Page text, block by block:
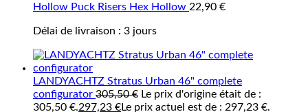
Hollow Puck Risers Hex Hollow 22,90 €
Délai de livraison : 3 jours
LANDYACHTZ Stratus Urban 46" complete
configurator 305,50€ Le prix d'origine était de :
305,50 €.297,23 €Le prix actuel est de : 297,23 €.